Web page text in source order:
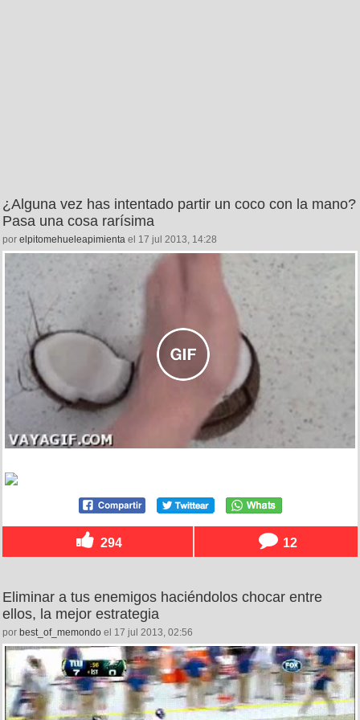
¿Alguna vez has intentado partir un coco con la mano?
Pasa una cosa rarísima
por elpitomehueleapimienta el 17 jul 2013, 14:28
294 12
Eliminar a tus enemigos haciéndolos chocar entre
ellos, la mejor estrategia
por best_of_memondo el 17 jul 2013, 02:56